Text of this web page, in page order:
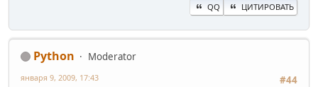
QQ ЦИТИРОВАТЬ
Python
Moderator
#44
января 9, 2009, 17:43